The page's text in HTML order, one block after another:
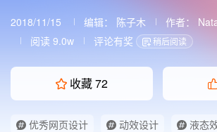
2018/11/15 编辑： 陈子木 作者：
阅读 9.0w
评论有奖 稍后阅读
收藏72
优秀网页设计 动效设计 液态